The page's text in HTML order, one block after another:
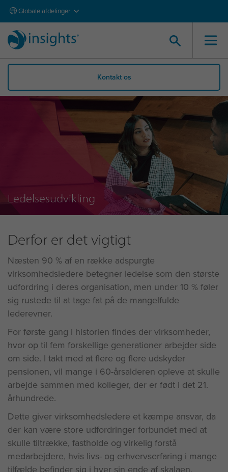
Globale afdelinger
Kontakt os
Ledelsesudvikling
Derfor er det vigtigt
Næsten 90 % af en række adspurgte
virksomhedsledere betegner ledelse som den største
udfordring i deres organisation, men under 10 % føler
sig rustede til at tage fat på de mangelfulde
lederevner.
For første gang i historien findes der virksomheder,
hvor op til fem forskellige generationer arbejder side
om side. I takt med at flere og flere udskyder
pensionen, vil mange i 60-årsalderen opleve at skulle
arbejde sammen med kolleger, der er født i det 21.
århundrede.
Dette giver virksomhedsledere et kæmpe ansvar, da
der kan være store udfordringer forbundet med at
skulle tiltrække, fastholde og virkelig forstå
medarbejdere, hvis livs- og erhvervserfaring i mange
tilfælde befinder sig i hver sin ende af skalaen.